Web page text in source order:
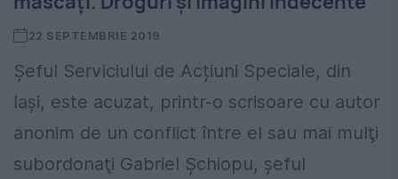
22 SEPTEMBRIE 2019
Șeful Serviciului de Acțiuni Speciale, din
Iași, este acuzat, printr-o scrisoare cu autor
anonim de un conflict între el sau mai mulţi
subordonaţi Gabriel Șchiopu, șeful